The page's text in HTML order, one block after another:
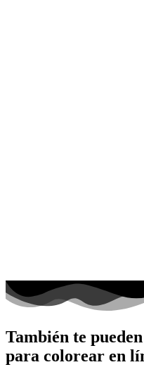
También te
para colorear en